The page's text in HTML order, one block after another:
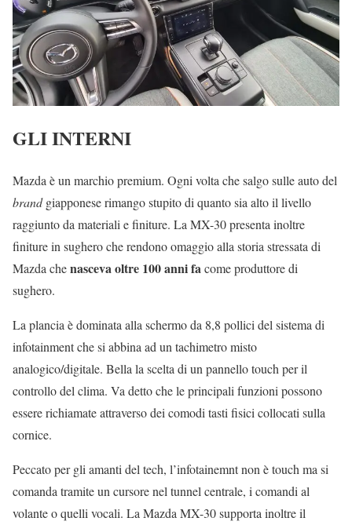
GLI INTERNI
Mazda è un marchio premium. Ogni volta che salgo sulle auto del
brandgiapponese rimango stupito di quanto sia alto il livello
raggiunto da materiali e finiture. La MX-30 presenta inoltre
finiture in sughero che rendono omaggio alla storia stressata di
Mazda chenasceva oltre 100 anni facome produttore di
sughero.
La plancia è dominata alla schermo da 8,8 pollici del sistema di
infotainment che si abbina ad un tachimetro misto
analogico/digitale. Bella la scelta di un pannello touch per il
controllo del clima. Va detto che le principali funzioni possono
essere richiamate attraverso dei comodi tasti fisici collocati sulla
cornice.
Peccato per gli amanti del tech, l’infotainemnt non è touch ma si
comanda tramite un cursore nel tunnel centrale, i comandi al
volante o quelli vocali. La Mazda MX-30 supporta inoltre il